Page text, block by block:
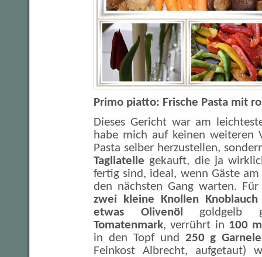
Primo piatto: Frische Pasta mit
Dieses Gericht war am
habe mich auf keinen weiteren
Pasta selber herzustellen,
Tagliatelle gekauft, die ja
fertig sind, ideal, wenn Gäste
den nächsten Gang warten.
zwei kleine Knollen Knoblauch
etwas Olivenöl
goldgelb
Tomatenmark, verrührt in 100
in den Topf und 250 g
Feinkost Albrecht, aufgetaut)